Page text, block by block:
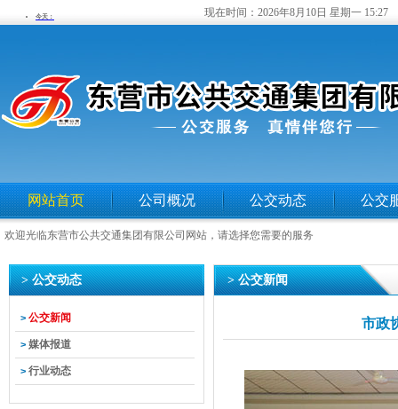
现在时间： 2026年8月10日 星期一 15:27
网站首页 公司概况 公交动态 公交
欢迎光临东营市公共交通集团有限公司网站，请选择您需要的服务
> 公交动态
> 公交新闻
> 媒体报道
> 行业动态
> 公交新闻
市政